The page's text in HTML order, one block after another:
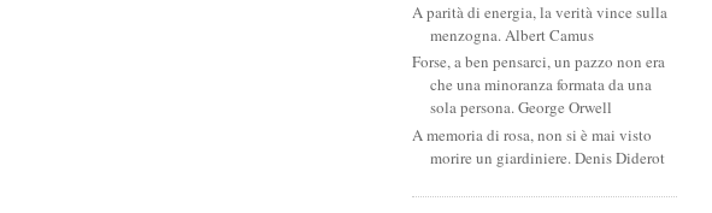
A parità di energia, la verità vince sulla
menzogna. Albert Camus
Forse, a ben pensarci, un pazzo non era
che una minoranza formata da una
sola persona. George Orwell
A memoria di rosa, non si è mai visto
morire un giardiniere. Denis Diderot